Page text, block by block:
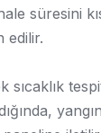
süresini
edilir.
sıcaklık